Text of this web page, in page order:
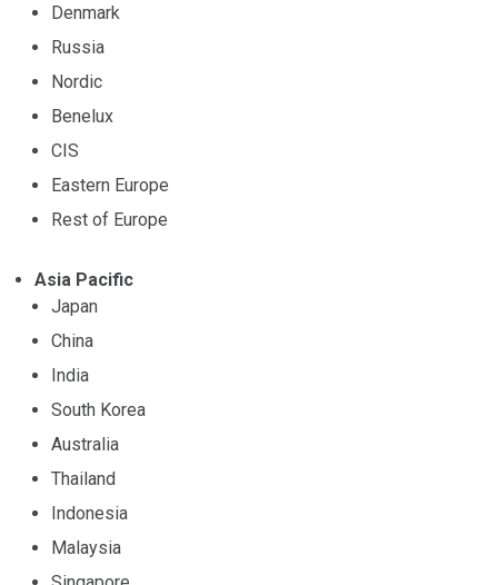
Denmark
Russia
Nordic
Benelux
CIS
Eastern Europe
Rest of Europe
Asia Pacific
Japan
China
India
South Korea
Australia
Thailand
Indonesia
Malaysia